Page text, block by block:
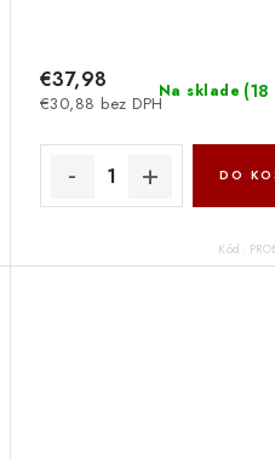
Na sklade (
€30,88 bez DPH
€37,98
DO
Kód: